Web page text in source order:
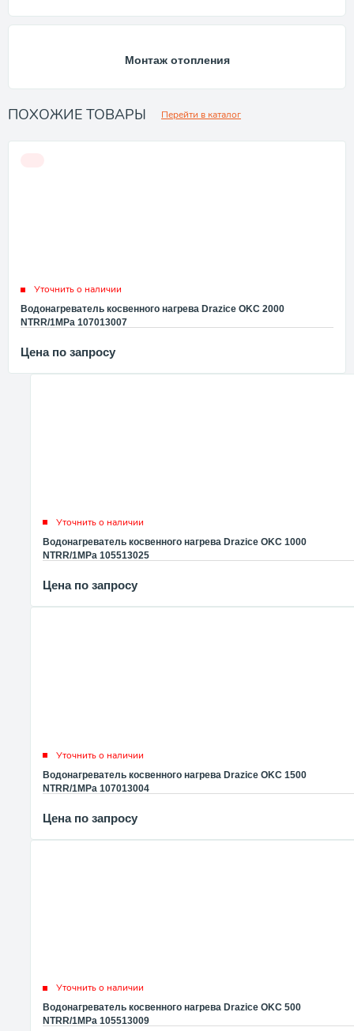
Монтаж отопления
ПОХОЖИЕ ТОВАРЫ Перейти в каталог
Уточнить о наличии
Водонагреватель косвенного нагрева Drazice OKC 2000
NTRR/1MPa 107013007
Цена по запросу
Уточнить о наличии
Водонагреватель косвенного нагрева Drazice OKC 1000
NTRR/1MPa 105513025
Цена по запросу
Уточнить о наличии
Водонагреватель косвенного нагрева Drazice OKC 1500
NTRR/1MPa 107013004
Цена по запросу
Уточнить о наличии
Водонагреватель косвенного нагрева Drazice OKC 500
NTRR/1MPa 105513009